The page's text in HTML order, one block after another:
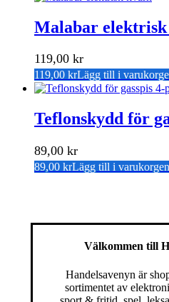
Malabar
119,00 kr
119,00 krLägg till i
Teflonskydd för
89,00 kr
89,00 krLägg till i varukorgen
Välkommen till
Handelsavenyn är
sortimentet av